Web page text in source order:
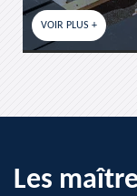
Les